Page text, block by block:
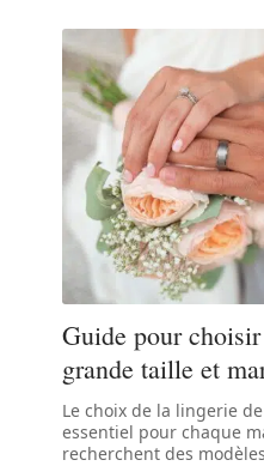
Guide pour
grande taille et
Le choix de la lingerie
essentiel pour chaque
recherchent des